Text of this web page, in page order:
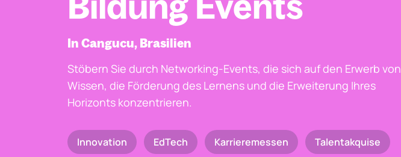
In Cangucu, Brasilien
Stöbern Sie durch Networking-Events, die sich auf den Erwerb von
Wissen, die Förderung des Lernens und die Erweiterung Ihres
Horizonts konzentrieren.
Innovation EdTech Karrieremessen Talentakquise